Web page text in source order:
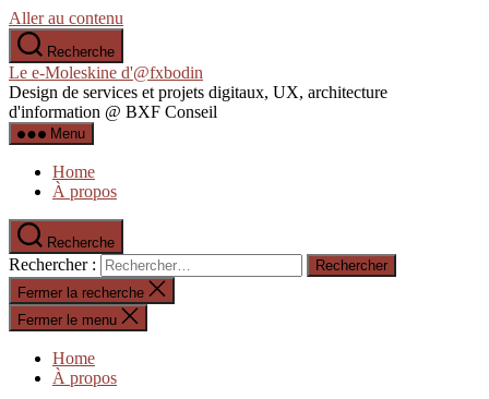
Aller au contenu
Recherche
Le e-Moleskine d'@fxbodin
Design de services et projets digitaux, UX, architecture
d'information @ BXF Conseil
Menu
Home
À propos
Recherche
Rechercher :
Fermer la recherche
Fermer le menu
Home
À propos